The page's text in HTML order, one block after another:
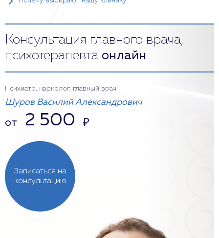
Консультация главного врача,
психотерапевта онлайн
Записаться на
консультацию
Психиатр, нарколог, главный врач
Шуров Василий Александрович
от 2 500 ₽